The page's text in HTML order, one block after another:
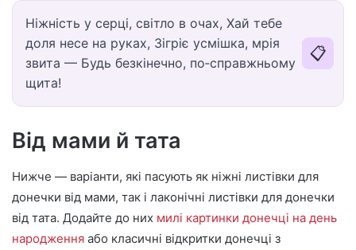
Ніжність у серці, світло в очах, Хай тебе
доля несе на руках, Зігріє усмішка, мрія
звита — Будь безкінечно, по‑справжньому
щита!
📋
Від мами й тата
Нижче — варіанти, які пасують як ніжні листівки для
донечки від мами, так і лаконічні листівки для донечки
від тата. Додайте до них милі картинки донечці на день
народження або класичні відкритки донечці з